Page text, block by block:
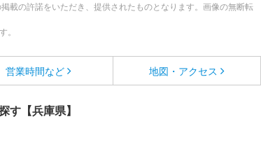
載の許諾をいただき、提供されたものとなります。画像の無断転
。
営業時間など 地図・アクセス
す【兵庫県】